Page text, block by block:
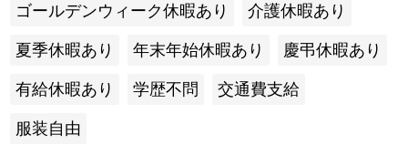
ゴールデンウィーク休暇あり 介護休暇あり
夏季休暇あり 年末年始休暇あり 慶弔休暇あり
有給休暇あり 学歴不問 交通費支給
服装自由